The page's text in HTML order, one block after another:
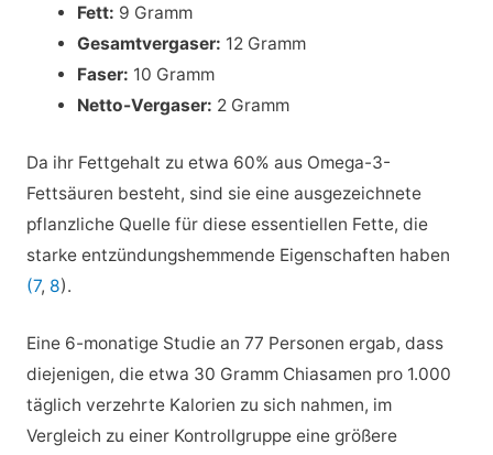
Fett: 9 Gramm
Gesamtvergaser: 12 Gramm
Faser: 10 Gramm
Netto-Vergaser: 2 Gramm
Da ihr Fettgehalt zu etwa 60% aus Omega-3-
Fettsäuren besteht, sind sie eine ausgezeichnete
pflanzliche Quelle für diese essentiellen Fette, die
starke entzündungshemmende Eigenschaften haben
(7, 8).
Eine 6-monatige Studie an 77 Personen ergab, dass
diejenigen, die etwa 30 Gramm Chiasamen pro 1.000
täglich verzehrte Kalorien zu sich nahmen, im
Vergleich zu einer Kontrollgruppe eine größere